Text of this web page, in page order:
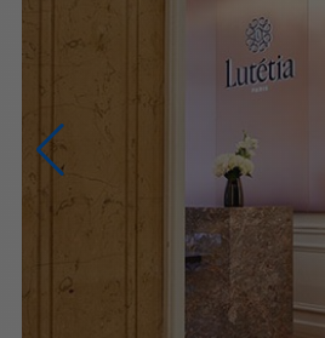
NOUS
NOUS APPELER
du lundi au
NOUS ÉCRIRE